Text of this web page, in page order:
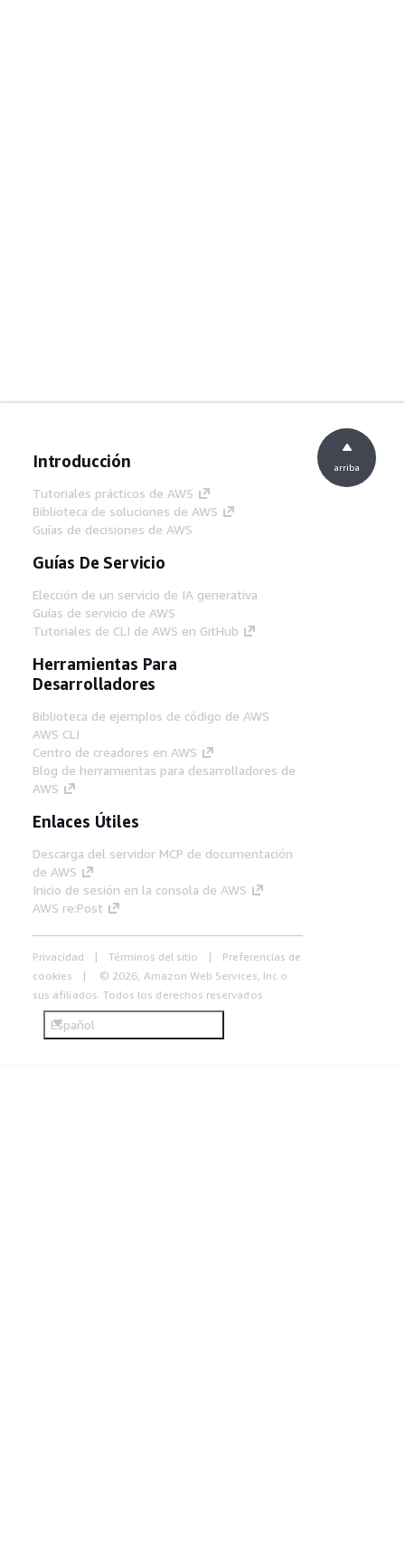
Introducción
Tutoriales prácticos de AWS
Biblioteca de soluciones de AWS
Guías de decisiones de AWS
Guías De Servicio
Elección de un servicio de IA generativa
Guías de servicio de AWS
Tutoriales de CLI de AWS en GitHub
Herramientas Para
Desarrolladores
Biblioteca de ejemplos de código de AWS
AWS CLI
Centro de creadores en AWS
Blog de herramientas para desarrolladores de
AWS
Enlaces Útiles
Descarga del servidor MCP de documentación
de AWS
Inicio de sesión en la consola de AWS
AWS re:Post
Privacidad Términos del sitio
Preferencias de
cookies
© 2026, Amazon Web Services, Inc o
sus afiliados. Todos los derechos reservados.
Español
arriba